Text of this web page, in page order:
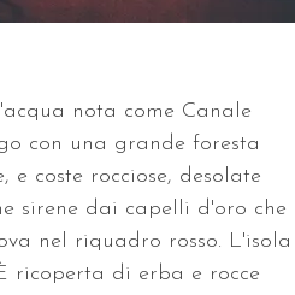
nota come Canale
con una grande foresta
coste rocciose, desolate
sirene dai capelli d'oro che
nel riquadro rosso. L'isola
ricoperta di erba e rocce